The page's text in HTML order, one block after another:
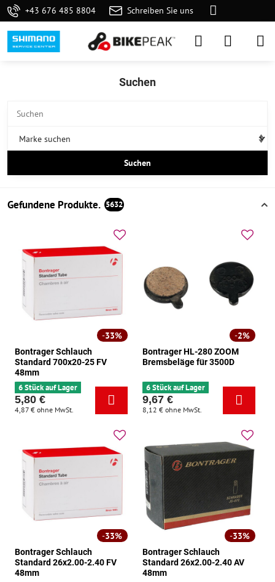
+43 676 485 8804 Schreiben Sie uns
Suchen
Suchen
Gefundene Produkte. 5632
33%
Bontrager Schlauch
Standard 700x20-25 FV
48mm
6 Stück auf Lager
5,80 €
4,87 € ohne MwSt.
2%
Bontrager HL-280 ZOOM
Bremsbeläge für 3500D
6 Stück auf Lager
9,67 €
8,12 € ohne MwSt.
33%
Bontrager Schlauch
Standard 26x2.00-2.40 FV
48mm
33%
Bontrager Schlauch
Standard 26x2.00-2.40 AV
48mm